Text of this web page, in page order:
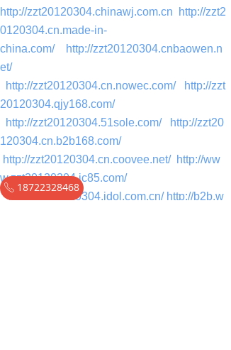
http://zzt20120304.chinawj.com.cn
http://zzt2
0120304.cn.made-in-
china.com/
http://zzt20120304.cnbaowen.n
et/
http://zzt20120304.cn.nowec.com/
http://zzt
20120304.qjy168.com/
http://zzt20120304.51sole.com/
http://zzt20
120304.cn.b2b168.com/
http://zzt20120304.cn.coovee.net/ http://ww
w.zzt20120304.jc85.com/
http://zzt20120304.jdol.com.cn/ http://b2b.w
ꂅ 18722328468